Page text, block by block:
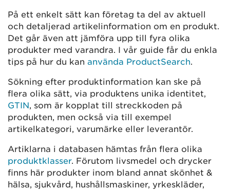
På ett enkelt sätt kan företag ta del av aktuell
och detaljerad artikelinformation om en produkt.
Det går även att jämföra upp till fyra olika
produkter med varandra. I vår guide får du enkla
tips på hur du kan använda ProductSearch.
Sökning efter produktinformation kan ske på
flera olika sätt, via produktens unika identitet,
GTIN, som är kopplat till streckkoden på
produkten, men också via till exempel
artikelkategori, varumärke eller leverantör.
Artiklarna i databasen hämtas från flera olika
produktklasser. Förutom livsmedel och drycker
finns här produkter inom bland annat skönhet &
hälsa, sjukvård, hushållsmaskiner, yrkeskläder,